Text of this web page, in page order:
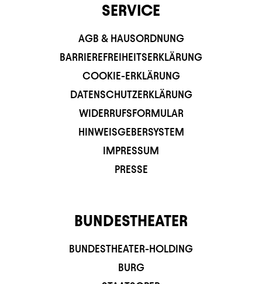
SERVICE
AGB & HAUSORDNUNG
BARRIEREFREIHEITSERKLÄRUNG
COOKIE-ERKLÄRUNG
DATENSCHUTZERKLÄRUNG
WIDERRUFSFORMULAR
HINWEISGEBERSYSTEM
IMPRESSUM
PRESSE
BUNDESTHEATER
BUNDESTHEATER-HOLDING
BURG